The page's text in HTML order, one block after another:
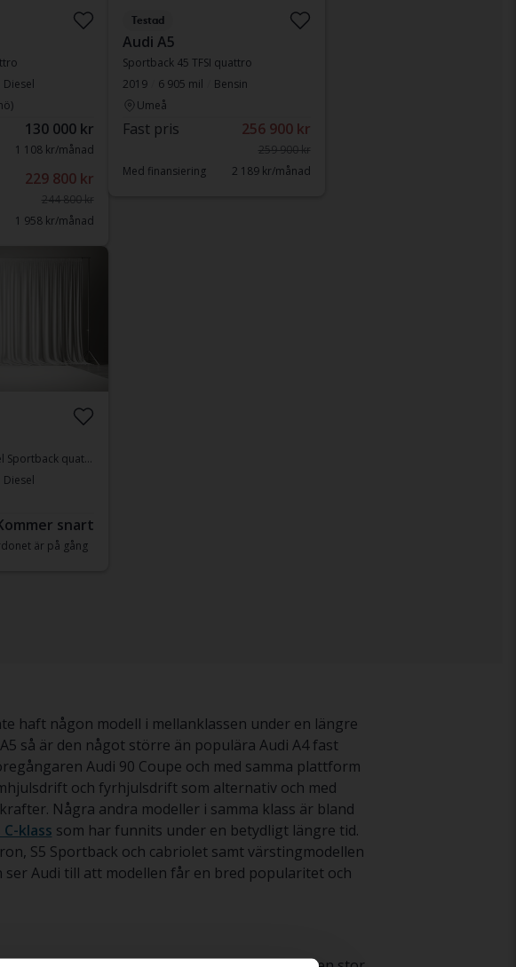
Diesel
130 000 kr
1 108 kr/månad
229 800 kr
244 800 kr
1 958 kr/månad
Testad
Audi A5
Sportback 45 TFSI quattro
2019
6 905 mil
Bensin
Umeå
Fast pris 256 900 kr
259 900 kr
Med finansiering
2 189 kr/månad
2.0 TDI Clean diesel Sportback quattro
Diesel
snart
är på gång
haft någon modell i mellanklassen under en längre
så är den något större än populära Audi A4 fast
Audi 90 Coupe och med samma plattform
och fyrhjulsdrift som alternativ och med
Några andra modeller i samma klass är bland
klass som har funnits under en betydligt längre tid.
S5 Sportback och cabriolet samt värstingmodellen
ser Audi till att modellen får en bred popularitet och